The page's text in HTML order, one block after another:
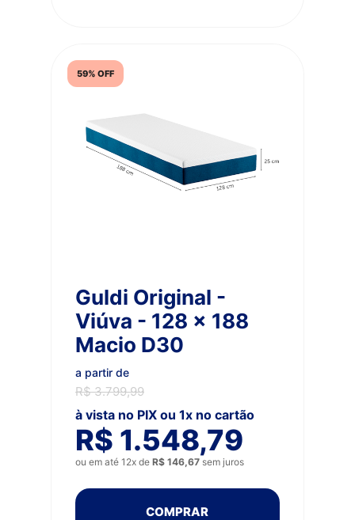
59% OFF
Guldi Original -
Viúva - 128 x 188
Macio D30
a partir de
R$ 3.799,99
à vista no PIX ou 1x no cartão
R$ 1.548,79
ou em até 12x de R$ 146,67sem juros
COMPRAR